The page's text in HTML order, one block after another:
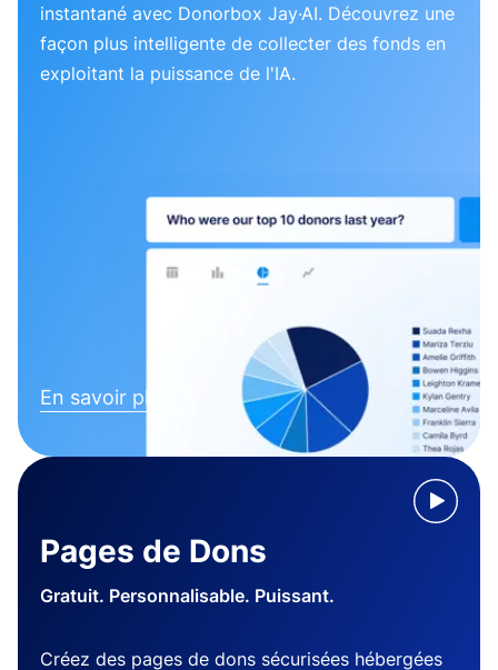
instantané avec Donorbox Jay·AI. Découvrez une
façon plus intelligente de collecter des fonds en
exploitant la puissance de l'IA.
En savoir plus
Pages de Dons
Gratuit. Personnalisable. Puissant.
Créez des pages de dons sécurisées hébergées